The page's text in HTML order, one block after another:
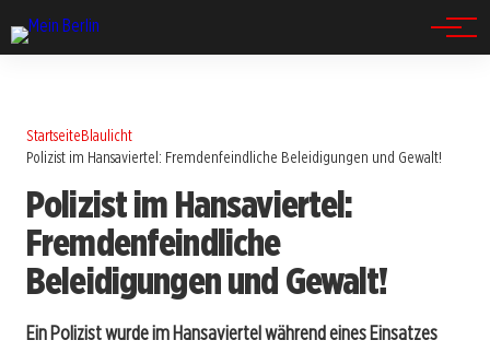
StartseiteBlaulicht
Polizist im Hansaviertel: Fremdenfeindliche Beleidigungen und Gewalt!
Polizist im Hansaviertel:
Fremdenfeindliche
Beleidigungen und Gewalt!
Ein Polizist wurde im Hansaviertel während eines Einsatzes